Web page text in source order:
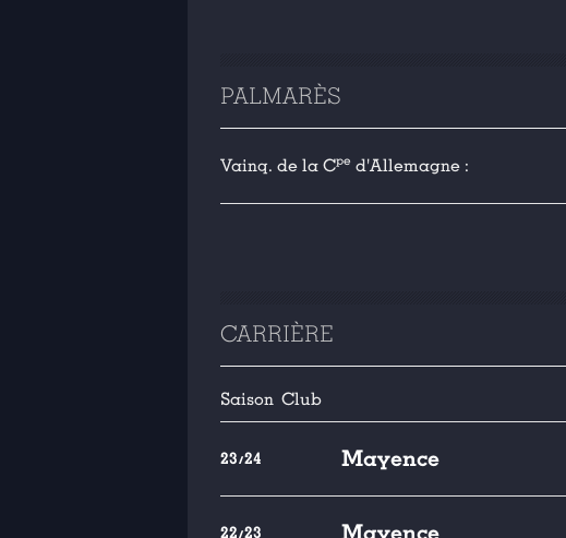
PALMARÈS
Vainq. de la Cpe d'Allemagne :
CARRIÈRE
Saison Club
23/24 Mayence
22/23